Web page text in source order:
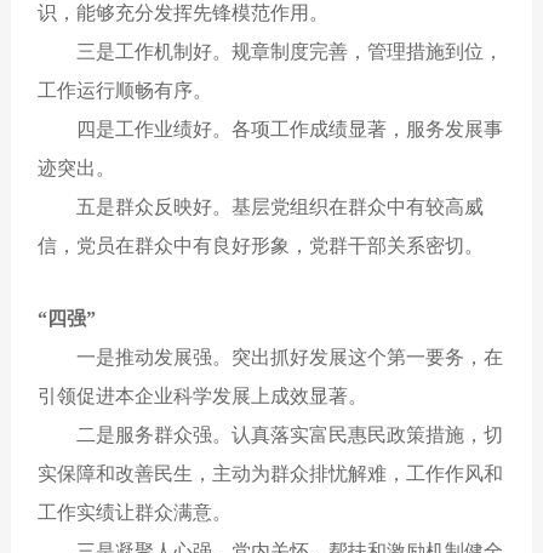
识，能够充分发挥先锋模范作用。
三是工作机制好。规章制度完善，管理措施到位，
工作运行顺畅有序。
四是工作业绩好。各项工作成绩显著，服务发展事
迹突出。
五是群众反映好。基层党组织在群众中有较高威
信，党员在群众中有良好形象，党群干部关系密切。
“四强”
一是推动发展强。突出抓好发展这个第一要务，在
引领促进本企业科学发展上成效显著。
二是服务群众强。认真落实富民惠民政策措施，切
实保障和改善民生，主动为群众排忧解难，工作作风和
工作实绩让群众满意。